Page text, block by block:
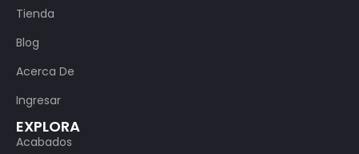
Tienda
Blog
Acerca De
Ingresar
EXPLORA
Acabados